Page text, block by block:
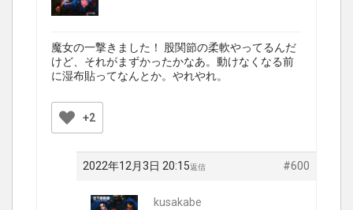
魔女の一撃きました！ 股関節の柔軟やってるんだ
けど、それがまずかったかなあ。動けなくなる前
に湿布貼ってなんとか。やれやれ。
+2
2022年12月3日 20:15 #600
返信
kusakabe